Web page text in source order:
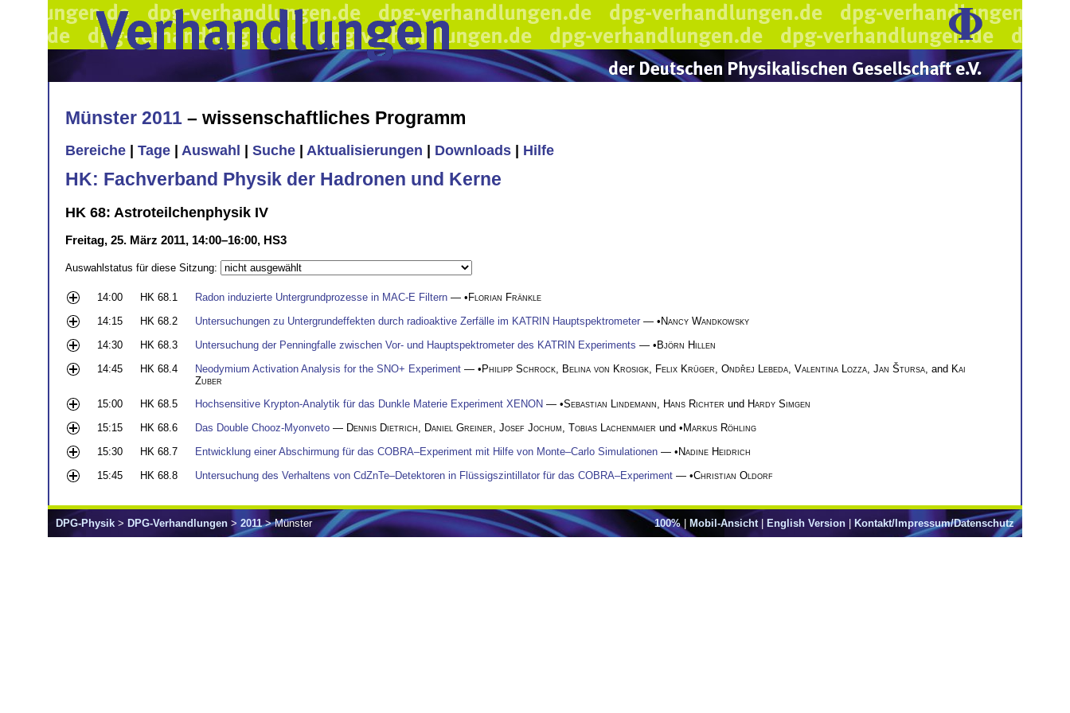
Münster 2011 – wissenschaftliches Programm
Bereiche Tage Auswahl Suche Aktualisierungen Downloads Hilfe
HK: Fachverband Physik der Hadronen und Kerne
HK 68: Astroteilchenphysik IV
Freitag, 25. März 2011, 14:00–16:00, HS3
Auswahlstatus für diese Sitzung:
14:00 HK 68.1 Radon induzierte Untergrundprozesse in MAC-E Filtern — •Florian Fränkle
14:15
HK 68.2 Untersuchungen zu Untergrundeffekten durch radioaktive Zerfälle im KATRIN Hauptspektrometer — •Nancy Wandkowsky
14:30
HK 68.3 Untersuchung der Penningfalle zwischen Vor- und Hauptspektrometer des KATRIN Experiments — •Björn Hillen
14:45
HK 68.4 Neodymium Activation Analysis for the SNO+ Experiment — •Philipp Schrock Belina von Krosigk Felix Krüger Ondřej Lebeda Valentina Lozza Jan Štursa , and Kai
Zuber
15:00
HK 68.5 Hochsensitive Krypton-Analytik für das Dunkle Materie Experiment XENON — •Sebastian Lindemann Hans Richter und Hardy Simgen
15:15
HK 68.6 Das Double Chooz-Myonveto — Dennis Dietrich Daniel Greiner Josef Jochum Tobias Lachenmaier und •Markus Röhling
15:30
HK 68.7 Entwicklung einer Abschirmung für das COBRA–Experiment mit Hilfe von Monte–Carlo Simulationen — •Nadine Heidrich
15:45
HK 68.8 Untersuchung des Verhaltens von CdZnTe–Detektoren in Flüssigszintillator für das COBRA–Experiment — •Christian Oldorf
100%| Mobil-Ansicht | English Version | Kontakt/Impressum/Datenschutz
DPG-Physik > DPG-Verhandlungen > 2011> Münster